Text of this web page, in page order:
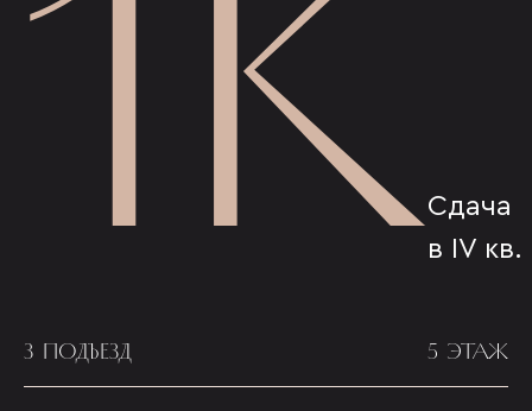
Сдача
в IV кв.
3 ПОДЪЕЗД 5 ЭТАЖ